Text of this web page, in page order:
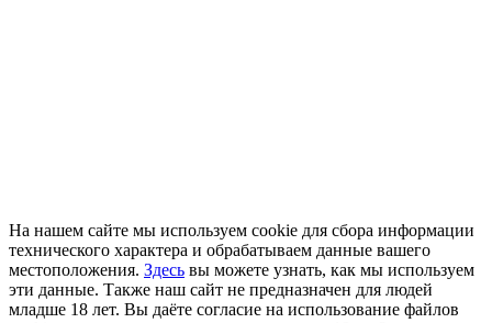
На нашем сайте мы используем cookie для сбора информации
технического характера и обрабатываем данные вашего
местоположения. Здесь вы можете узнать, как мы используем
эти данные. Также наш сайт не предназначен для людей
младше 18 лет. Вы даёте согласие на использование файлов